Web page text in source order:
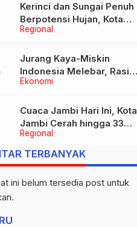
Regional
Kerinci dan Sungai Penuh
Berpotensi Hujan, Kota
Jambi Berawan
Ekonomi
Jurang Kaya-Miskin
Indonesia Melebar, Rasio
Gini Naik Jadi 0,368 pada
Regional
Cuaca Jambi Hari Ini, Kota
Jambi Cerah hingga 33
Derajat Celsius
TERBANYAK
ini belum tersedia post untuk